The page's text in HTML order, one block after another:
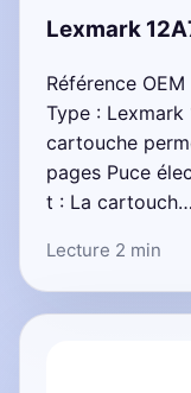
Lexmark
Référence
Type : Lexmark
cartouche
pages Puce
t : La cartouch…
Lecture 2 min